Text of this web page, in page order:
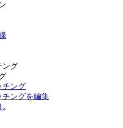
ング
チング
チングを編集